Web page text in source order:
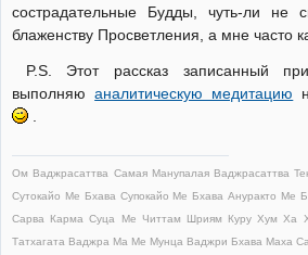
сострадательные Будды, чуть-ли не
блаженству Просветления, а мне часто
P.S. Этот рассказ записанный
выполняюаналитическую медитацию
Ом Ваджрасаттва Самая Манупалая Ваджрасаттва
Сутокайо Ме Бхава Супокайо Ме Бхава Ануракто Ме
Сарва Карма Суца Ме Читтам Шриям Куру Хум Ха
Татхагата Ваджра Ма Ме Мунца Ваджри Бхава Маха